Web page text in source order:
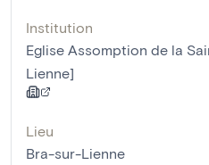
Institution
Eglise Assomption de la
Lienne]
Lieu
Bra-sur-Lienne